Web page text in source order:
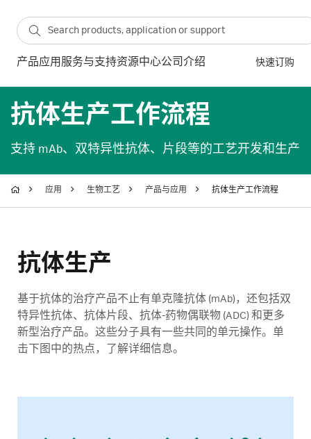
产品应用 服务与支持资源中心公司介绍 快速订购
抗体生产工作流程
支持 mAb、双特异性抗体、片段等的工艺开发和生产
应用 生物工艺 产品与应用 抗体生产工作流程
抗体生产
基于抗体的治疗产品不止有单克隆抗体 (mAb)，还包括双
特异性抗体、抗体片段、抗体-药物偶联物 (ADC) 和更多
新型治疗产品。这些分子具有一些共同的单元操作。单
击下图中的热点，了解详细信息。